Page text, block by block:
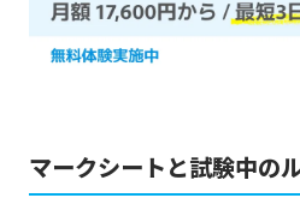
マークシートと試験中の